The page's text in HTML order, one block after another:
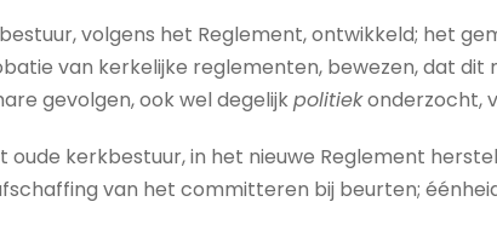
volgens het Reglement, ontwikkeld; het
van kerkelijke reglementen, bewezen, dat dit
gevolgen, ook wel degelijkpolitiekonderzocht,
kerkbestuur, in het nieuwe Reglement
van het committeren bij beurten;